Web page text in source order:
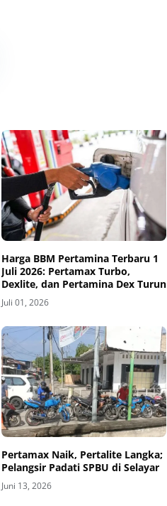
Harga BBM Pertamina Terbaru 1
Juli 2026: Pertamax Turbo,
Dexlite, dan Pertamina Dex Turun
Juli 01, 2026
‎Pertamax Naik, Pertalite Langka;
Pelangsir Padati SPBU di Selayar
Juni 13, 2026